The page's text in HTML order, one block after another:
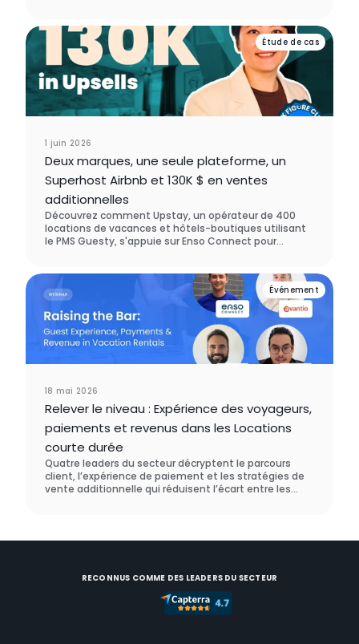
aucune démarche manuelle. Ils ont choisi Enso
Connect plutôt que SuiteOp lors de leur processus
d'évaluation des logiciels.
Étude de cas
1 juin 2026
Deux marques, une seule plateforme, un
Superhost Airbnb et 130K $ en ventes
additionnelles
Découvrez comment Upstay, un opérateur de 400
locations de vacances et hôtels-boutiques utilisant
le PMS Guesty, s'appuie sur Enso Connect pour
l'ensemble de ses comptes, et générer 130 000 $ de
revenus additionnels grâce à l'upselling sur cinqÉvénement
18 mai 2026
Relever le niveau : Expérience des voyageurs,
paiements et revenus dans les Locations
courte durée
Quatre leaders du secteur décryptent le parcours
client, l’expérience de paiement et les stratégies de
vente additionnelle qui réduisent l’écart entre les
RECONNUS COMME DES LEADERS DU SECTEUR